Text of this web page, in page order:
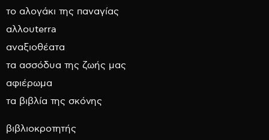
το αλογάκι της παναγίας
αλλουterra
αναξιοθέατα
τα ασσόδυα της ζωής μας
αφιέρωμα
τα βιβλία της σκόνης
βιβλιοκροτητής